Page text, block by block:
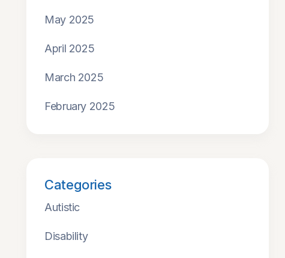
May 2025
April 2025
March 2025
February 2025
Categories
Autistic
Disability